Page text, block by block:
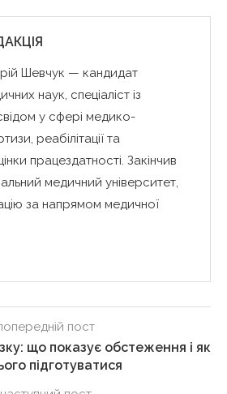
Шевчук — кандидат
наук, спеціаліст із
у сфері медико-
реабілітації та
працездатності. Закінчив
медичний університет,
за напрямом медичної
пост
що показує обстеження і як
підготуватися